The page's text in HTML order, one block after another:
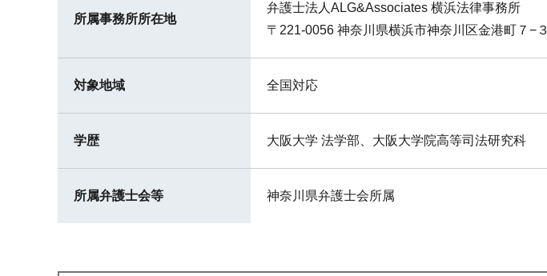
所属事務所所在地
弁護士法人ALG&Associates横浜法律事務所
〒221-0056 神奈川県横浜市神奈川区金港町７−３
対象地域 全国対応
学歴 大阪大学 法学部、大阪大学院高等司法研究科
所属弁護士会等 神奈川県弁護士会所属